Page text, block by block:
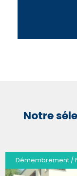
Notre
Démembrement /